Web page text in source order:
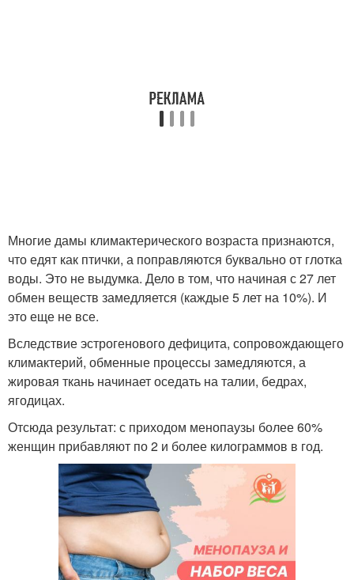
Многие дамы климактерического возраста признаются,
что едят как птички, а поправляются буквально от глотка
воды. Это не выдумка. Дело в том, что начиная с 27 лет
обмен веществ замедляется (каждые 5 лет на 10%). И
это еще не все.
Вследствие эстрогенового дефицита, сопровождающего
климактерий, обменные процессы замедляются, а
жировая ткань начинает оседать на талии, бедрах,
ягодицах.
Отсюда результат: с приходом менопаузы более 60%
женщин прибавляют по 2 и более килограммов в год.